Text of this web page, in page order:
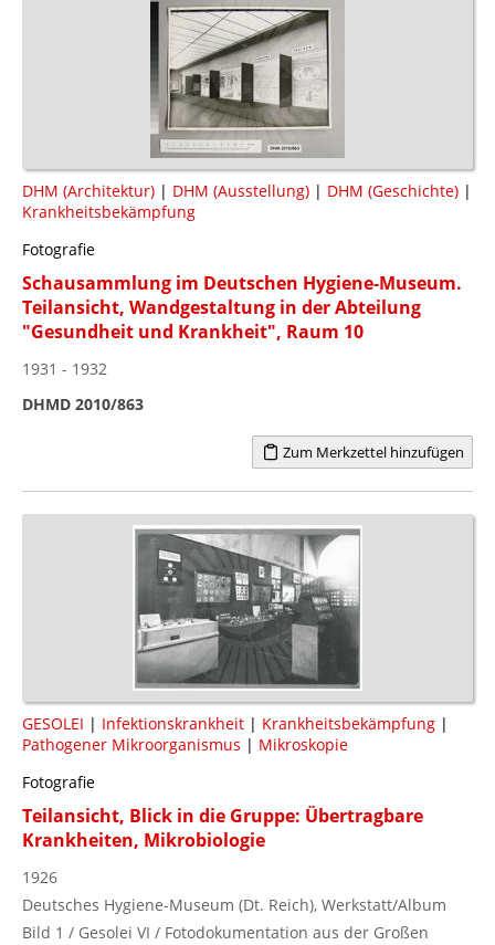
DHM (Architektur) | DHM (Ausstellung) | DHM (Geschichte) |
Krankheitsbekämpfung
Fotografie
Schausammlung im Deutschen Hygiene-Museum.
Teilansicht, Wandgestaltung in der Abteilung
"Gesundheit und Krankheit", Raum 10
1931 - 1932
DHMD 2010/863
Zum Merkzettel hinzufügen
GESOLEI | Infektionskrankheit | Krankheitsbekämpfung |
Pathogener Mikroorganismus | Mikroskopie
Fotografie
Teilansicht, Blick in die Gruppe: Übertragbare
Krankheiten, Mikrobiologie
1926
Deutsches Hygiene-Museum (Dt. Reich), Werkstatt/Album
Bild 1 / Gesolei VI / Fotodokumentation aus der Großen